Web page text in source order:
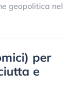
geopolitica nel
per
e